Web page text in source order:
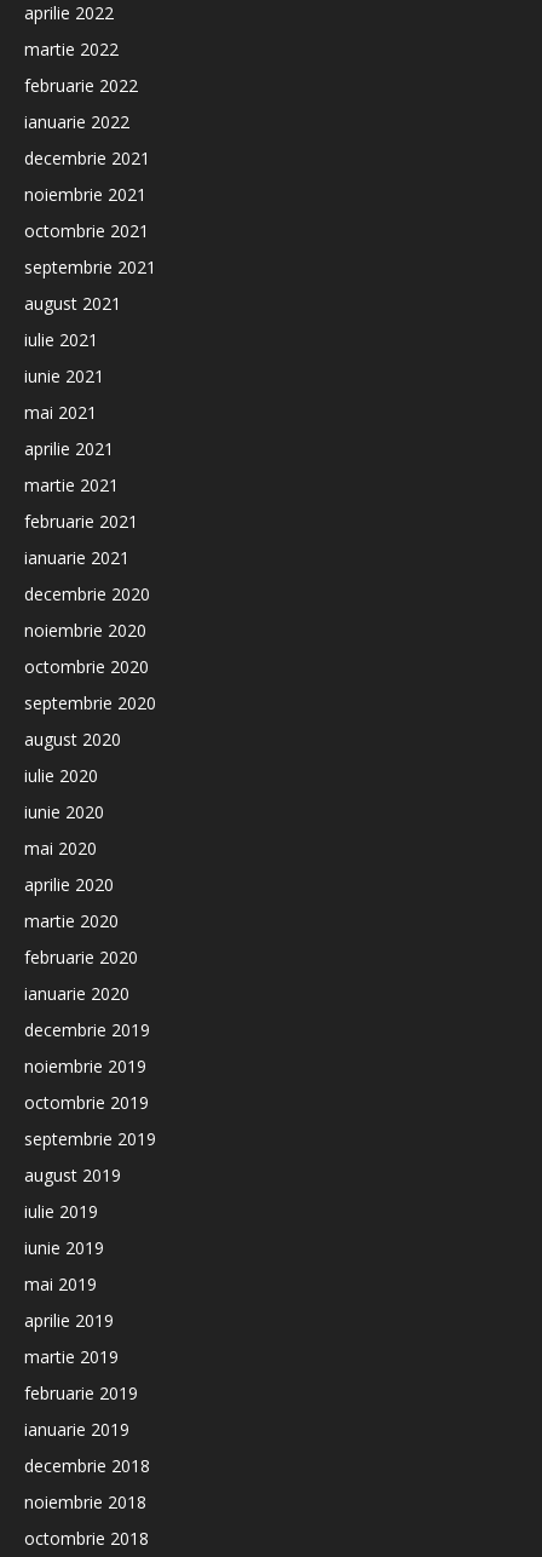
aprilie 2022
martie 2022
februarie 2022
ianuarie 2022
decembrie 2021
noiembrie 2021
octombrie 2021
septembrie 2021
august 2021
iulie 2021
iunie 2021
mai 2021
aprilie 2021
martie 2021
februarie 2021
ianuarie 2021
decembrie 2020
noiembrie 2020
octombrie 2020
septembrie 2020
august 2020
iulie 2020
iunie 2020
mai 2020
aprilie 2020
martie 2020
februarie 2020
ianuarie 2020
decembrie 2019
noiembrie 2019
octombrie 2019
septembrie 2019
august 2019
iulie 2019
iunie 2019
mai 2019
aprilie 2019
martie 2019
februarie 2019
ianuarie 2019
decembrie 2018
noiembrie 2018
octombrie 2018